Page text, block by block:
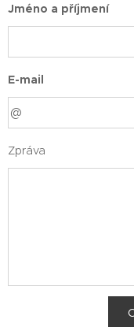
Jméno a příjmení
E-mail
Zpráva